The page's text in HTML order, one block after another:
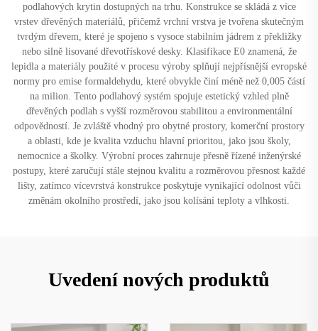
podlahových krytin dostupných na trhu. Konstrukce se skládá z více
vrstev dřevěných materiálů, přičemž vrchní vrstva je tvořena skutečným
tvrdým dřevem, které je spojeno s vysoce stabilním jádrem z překližky
nebo silně lisované dřevotřískové desky. Klasifikace E0 znamená, že
lepidla a materiály použité v procesu výroby splňují nejpřísnější evropské
normy pro emise formaldehydu, které obvykle činí méně než 0,005 částí
na milion. Tento podlahový systém spojuje estetický vzhled plně
dřevěných podlah s vyšší rozměrovou stabilitou a environmentální
odpovědností. Je zvláště vhodný pro obytné prostory, komerční prostory
a oblasti, kde je kvalita vzduchu hlavní prioritou, jako jsou školy,
nemocnice a školky. Výrobní proces zahrnuje přesně řízené inženýrské
postupy, které zaručují stále stejnou kvalitu a rozměrovou přesnost každé
lišty, zatímco vícevrstvá konstrukce poskytuje vynikající odolnost vůči
změnám okolního prostředí, jako jsou kolísání teploty a vlhkosti.
Uvedení nových produktů